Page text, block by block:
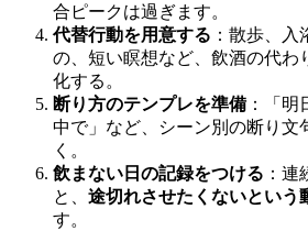
合ピークは過ぎます。
代替行動を用意する ：散歩、
の、短い瞑想など、飲酒の代わ
化する。
断り方のテンプレを準備：「明
中で」など、シーン別の断り文
く。
飲まない日の記録をつける ：
と、 途切れさせたくないという
す。